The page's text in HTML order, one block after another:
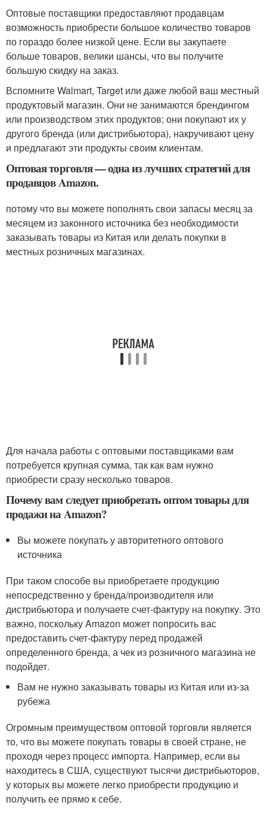
Оптовые поставщики предоставляют продавцам
возможность приобрести большое количество товаров
по гораздо более низкой цене. Если вы закупаете
больше товаров, велики шансы, что вы получите
большую скидку на заказ.
Вспомните Walmart, Target или даже любой ваш местный
продуктовый магазин. Они не занимаются брендингом
или производством этих продуктов; они покупают их у
другого бренда (или дистрибьютора), накручивают цену
и предлагают эти продукты своим клиентам.
Оптовая торговля — одна из лучших стратегий для
продавцов Amazon.
потому что вы можете пополнять свои запасы месяц за
месяцем из законного источника без необходимости
заказывать товары из Китая или делать покупки в
местных розничных магазинах.
Для начала работы с оптовыми поставщиками вам
потребуется крупная сумма, так как вам нужно
приобрести сразу несколько товаров.
Почему вам следует приобретать оптом товары для
продажи на Amazon?
Вы можете покупать у авторитетного оптового
источника
При таком способе вы приобретаете продукцию
непосредственно у бренда/производителя или
дистрибьютора и получаете счет-фактуру на покупку. Это
важно, поскольку Amazon может попросить вас
предоставить счет-фактуру перед продажей
определенного бренда, а чек из розничного магазина не
подойдет.
Вам не нужно заказывать товары из Китая или из-за
рубежа
Огромным преимуществом оптовой торговли является
то, что вы можете покупать товары в своей стране, не
проходя через процесс импорта. Например, если вы
находитесь в США, существуют тысячи дистрибьюторов,
у которых вы можете легко приобрести продукцию и
получить ее прямо к себе.